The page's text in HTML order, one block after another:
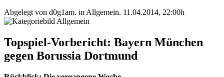
Abgelegt von d0g1am. in Allgemein. 11.04.2014, 22:00h
​Topspiel-Vorbericht: Bayern München
gegen Borussia Dortmund